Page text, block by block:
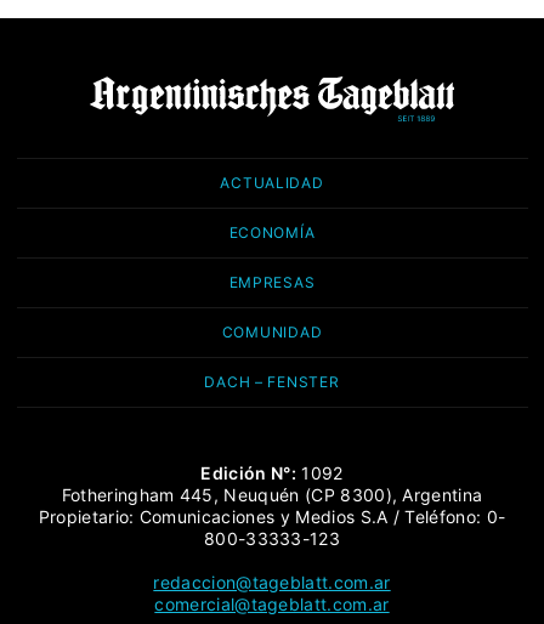
ACTUALIDAD
ECONOMÍA
EMPRESAS
COMUNIDAD
DACH – FENSTER
Edición N°: 1092
Fotheringham 445, Neuquén (CP 8300), Argentina
Propietario: Comunicaciones y Medios S.A / Teléfono: 0-
800-33333-123
redaccion@tageblatt.com.ar
comercial@tageblatt.com.ar